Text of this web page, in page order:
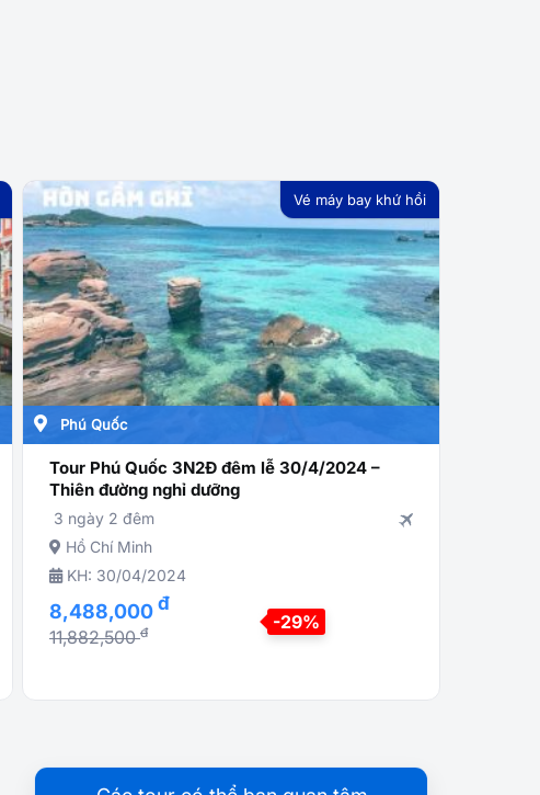
Vé máy bay khứ hồi
Phú Quốc
Tour Phú Quốc 3N2Đ đêm lễ 30/4/2024 –
Thiên đường nghỉ dưỡng
3 ngày 2 đêm
Hồ Chí Minh
KH: 30/04/2024
8,488,000 đ
11,882,500đ -29%